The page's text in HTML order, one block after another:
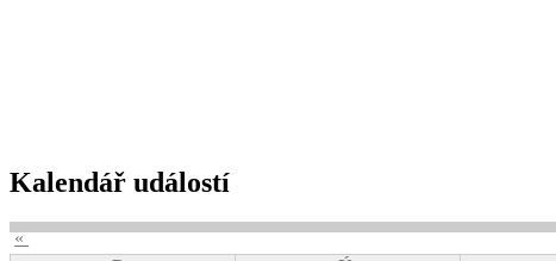
Kalendář událostí
«